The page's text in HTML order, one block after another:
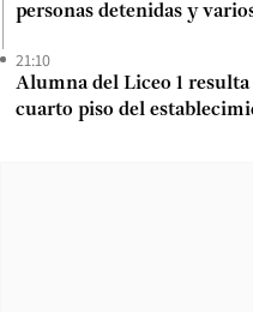
personas detenidas y
21:10
Alumna del Liceo 1 resulta
cuarto piso del